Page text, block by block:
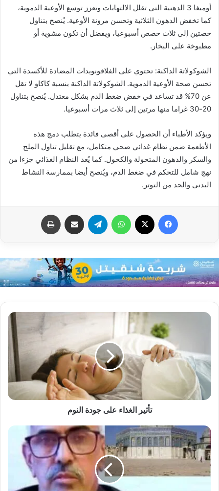
أوميغا 3 الدهنية التي تقلل الالتهابات وتعزز توسع الأوعية الدموية،
كما تخفض الدهون الثلاثية وتحسن مرونة الأوعية. يُنصح بتناول
حصتين إلى ثلاث حصص أسبوعيا، ويفضل أن تكون مشوية أو
مطبوخة على البخار.
الشوكولاتة الداكنة: تحتوي على الفلافونويدات المضادة للأكسدة التي
تحسن صحة الأوعية الدموية. الشوكولاتة الداكنة بنسبة كاكاو لا تقل
عن 70% قد تساعد في خفض ضغط الدم بشكل معتدل. يُنصح بتناول
20-30 غراما منها مرتين إلى ثلاث مرات أسبوعيا.
ويؤكد الأطباء أن الحصول على أقصى فائدة يتطلب دمج هذه
الأطعمة ضمن نظام غذائي صحي متكامل، مع تقليل تناول الملح
والسكر والدهون المتحولة والكحول. كما يُعد النظام الغذائي جزءا من
نهج شامل للتحكم في ضغط الدم، ويُنصح أيضا بممارسة النشاط
البدني والحد من التوتر.
فيسبوك واتساب تيلقرام مشاركة عبر البريد
تأثير الغذاء على جودة النوم